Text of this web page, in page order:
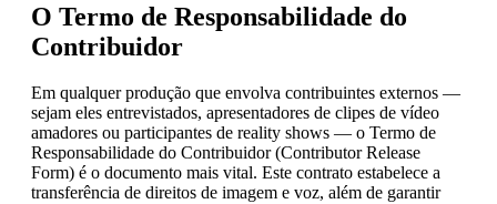
O Termo de Responsabilidade do
Contribuidor
Em qualquer produção que envolva contribuintes externos —
sejam eles entrevistados, apresentadores de clipes de vídeo
amadores ou participantes de reality shows — o Termo de
Responsabilidade do Contribuidor (Contributor Release
Form) é o documento mais vital. Este contrato estabelece a
transferência de direitos de imagem e voz, além de garantir